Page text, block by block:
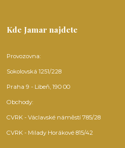
Kde Jamar najdete
Provozovna:
Sokolovská 1251/228
Praha 9 - Libeň, 190 00
Obchody:
CVRK - Václavské náměstí 785/28
CVRK - Milady Horákové 815/42